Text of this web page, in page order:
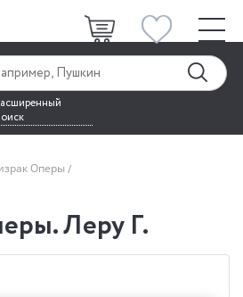
Оперы
Леру Г.